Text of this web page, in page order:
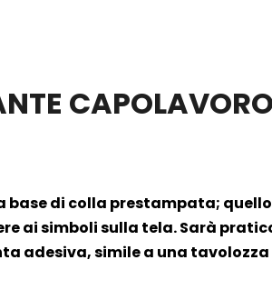
di colla prestampata;
ai simboli sulla tela. Sarà
adesiva, simile a una